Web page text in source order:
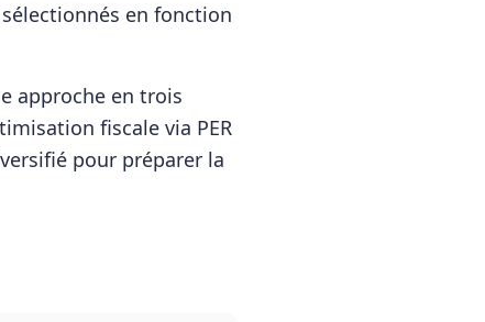
en fonction
approche en trois
fiscale via PER
pour préparer la